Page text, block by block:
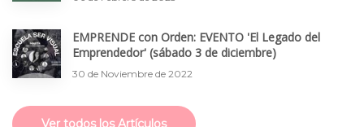
EMPRENDE con Orden: EVENTO 'El Legado del
Emprendedor' (sábado 3 de diciembre)
30 de Noviembre de 2022